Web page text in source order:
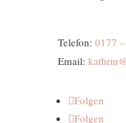
Telefon: 0177
Email:
Folgen
Folgen